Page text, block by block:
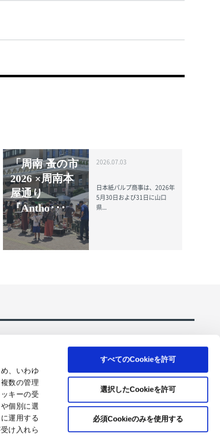
、いわゆ
数の管理
キーの受
個別に選
運用する
け入れら
すべてのCookieを許可
選択したCookieを許可
必須Cookieのみを使用する
「周南 蚤の市
2026 ×周南本
屋通り
『Antho･･･
2026.07.03
日本紙パルプ商事は、2026年
5月30日および31日に山口
県...
ションのご
コアレックスの環境にやさしいトイレットペーパ
ー・ティシューを販売